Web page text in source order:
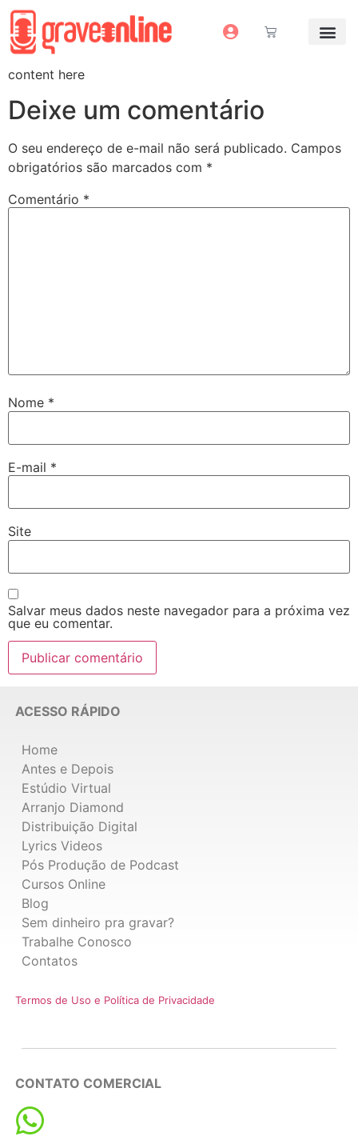
content here
Deixe um comentário
O seu endereço de e-mail não será publicado. Campos
obrigatórios são marcados com *
Comentário *
Nome *
E-mail *
Site
Salvar meus dados neste navegador para a próxima vez
que eu comentar.
ACESSO RÁPIDO
Home
Antes e Depois
Estúdio Virtual
Arranjo Diamond
Distribuição Digital
Lyrics Videos
Pós Produção de Podcast
Cursos Online
Blog
Sem dinheiro pra gravar?
Trabalhe Conosco
Contatos
Termos de Uso e Política de Privacidade
CONTATO COMERCIAL